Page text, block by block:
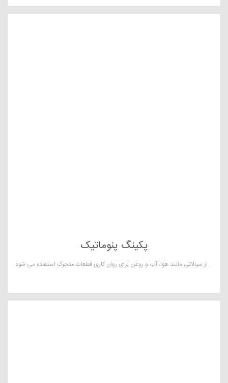
پکینگ پنوماتیک
پکینگ پنوماتیک در تجهیزات مکانیکی حرکت قطعاتی که در تماس با یکدیگر قرار دارند، باعث بروز اصطکاک می شود. در صورتی که شدت اصطکاک بین قطعات متحرک کنترل نشود، در مدت زمان کوتاهی آسیب های شدیدی به آن ها وارد می شود. برای جلوگیری از این اتفاق، معمولا از سیالاتی مانند هوا، آب و روغن برای روان کاری قطعات متحرک استفاده می شود